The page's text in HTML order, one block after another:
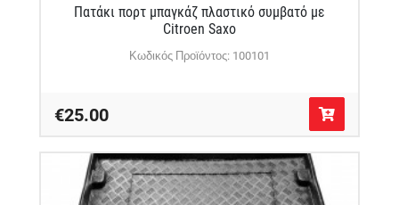
Πατάκι πορτ μπαγκάζ πλαστικό συμβατό με
Citroen Saxo
Κωδικός Προϊόντος: 100101
€25.00